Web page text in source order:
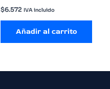
$6.572 IVA incluido
Añadir al carrito